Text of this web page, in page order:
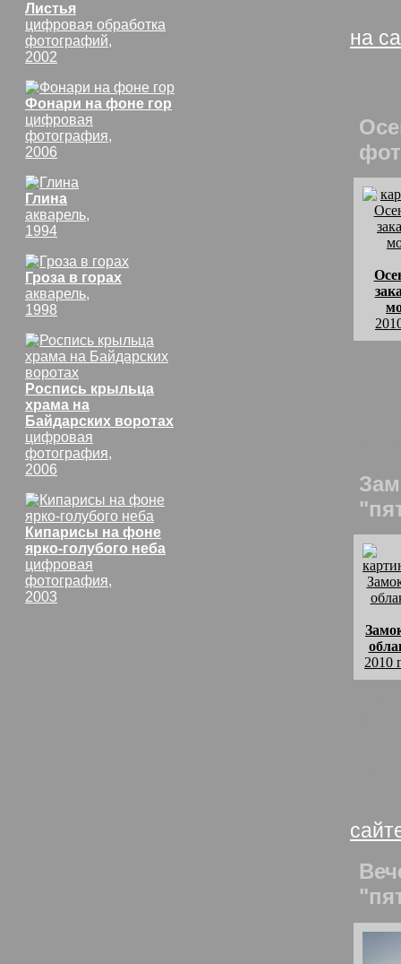
Листья
цифровая обработка
фотографий,
2002
Фонари на фоне гор
цифровая
фотография,
2006
Глина
акварель,
1994
Гроза в горах
акварель,
1998
Роспись крыльца
храма на
Байдарских воротах
цифровая
фотография,
2006
Кипарисы на фоне
ярко-голубого неба
цифровая
фотография,
2003
на
2010